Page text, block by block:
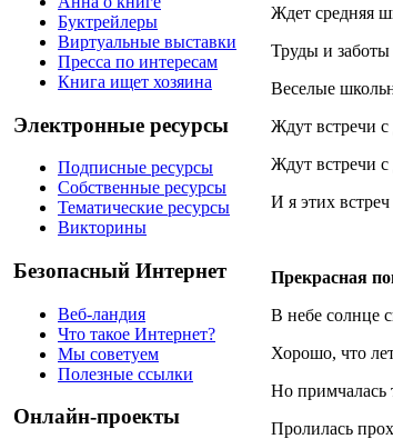
Буктрейлеры
Виртуальные выставки
Пресса по интересам
Книга ищет хозяина
Электронные ресурсы
Подписные ресурсы
Собственные ресурсы
Тематические ресурсы
Викторины
Безопасный Интернет
Веб-ландия
Что такое Интернет?
Мы советуем
Полезные ссылки
Онлайн-проекты
Ждет средняя
Труды и заботы
Веселые
Ждут встречи с
Ждут встречи с
И я этих
Прекрасная
В небе солнце
Хорошо, что
Но примчалась
Пролилась